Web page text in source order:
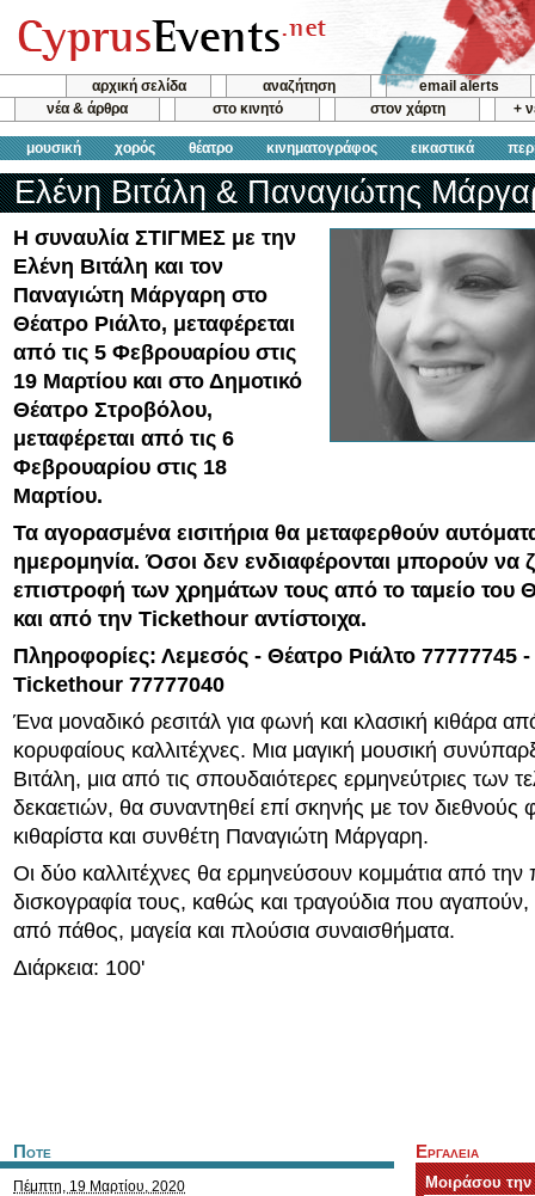
αρχική σελίδα αναζήτηση
email alerts
νέα & άρθρα
στο κινητό στον χάρτη +
μουσική χορός θέατρο κινηματογράφος εικαστικά
Ελένη Βιτάλη & Παναγιώτης
Η συναυλία ΣΤΙΓΜΕΣ με την
Ελένη Βιτάλη και τον
Παναγιώτη Μάργαρη στο
Θέατρο Ριάλτο, μεταφέρεται
από τις 5 Φεβρουαρίου στις
19 Μαρτίου και στο Δημοτικό
Θέατρο Στροβόλου,
μεταφέρεται από τις 6
Φεβρουαρίου στις 18
Μαρτίου.
Τα αγορασμένα εισιτήρια θα μεταφερθούν
ημερομηνία. Όσοι δεν ενδιαφέρονται μπορούν να
επιστρoφή των χρημάτων τους από το ταμείο του
και από την Tickethour αντίστοιχα.
Πληροφορίες: Λεμεσός - Θέατρο Ριάλτο 77777745
Tickethour 77777040
Ένα μοναδικό ρεσιτάλ για φωνή και κλασική κιθάρα
κορυφαίους καλλιτέχνες. Μια μαγική μουσική
Βιτάλη, μια από τις σπουδαιότερες ερμηνεύτριες των
δεκαετιών, θα συναντηθεί επί σκηνής με τον διεθνούς
κιθαρίστα και συνθέτη Παναγιώτη Μάργαρη.
Οι δύο καλλιτέχνες θα ερμηνεύσουν κομμάτια από την
δισκογραφία τους, καθώς και τραγούδια που
από πάθος, μαγεία και πλούσια συναισθήματα.
Διάρκεια: 100'
Ποτε
Πέμπτη, 19 Μαρτίου, 2020
Εργαλεια
Μοιράσου